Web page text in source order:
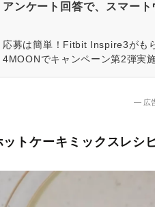
アンケート回答で、スマート
応募は簡単！Fitbit Inspire3がも
4MOONでキャンペーン第2弾実
― 広
ットケーキミックスレ